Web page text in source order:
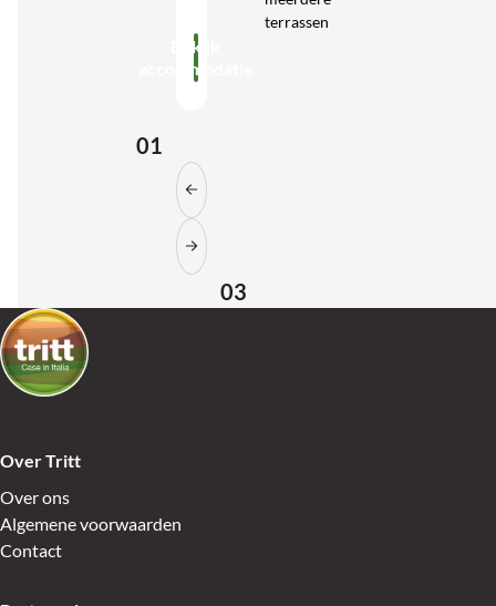
terrassen
Bekijk
accommodatie
01
03
Over Tritt
Over ons
Algemene voorwaarden
Contact